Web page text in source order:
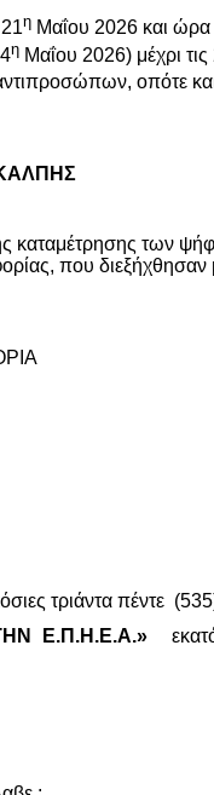
η Μαΐου 2026 και
η Μαΐου 2026) μέχρι
οπότε
καταμέτρησης των
που
τριάντα πέντε
Ε.Π.Η.Ε.Α.»